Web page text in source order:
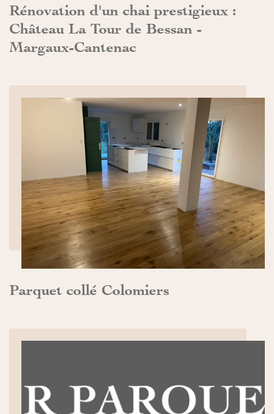
Rénovation d'un chai prestigieux :
Château La Tour de Bessan -
Margaux-Cantenac
Parquet collé Colomiers
DÉCOUVRIR>>